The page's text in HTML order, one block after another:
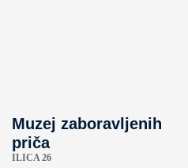
Muzej zaboravljenih
priča
ILICA 26